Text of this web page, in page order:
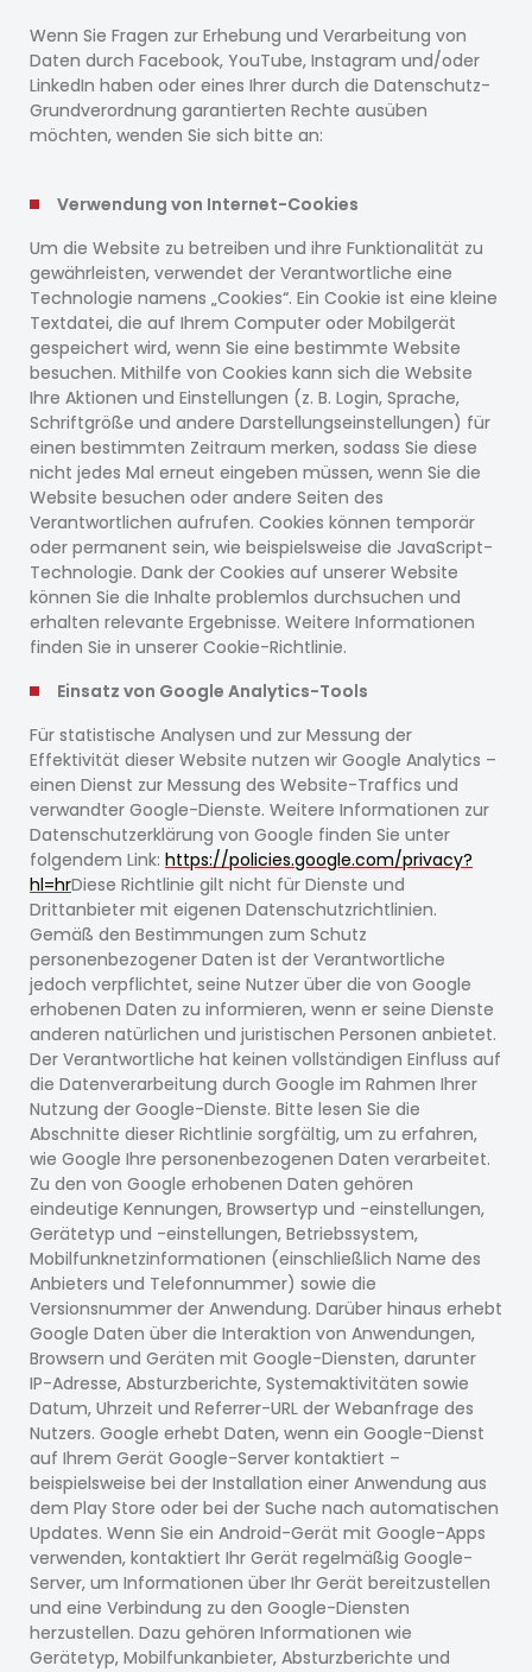
Wenn Sie Fragen zur Erhebung und Verarbeitung von
Daten durch Facebook, YouTube, Instagram und/oder
LinkedIn haben oder eines Ihrer durch die Datenschutz-
Grundverordnung garantierten Rechte ausüben
möchten, wenden Sie sich bitte an:
Verwendung von Internet-Cookies
Um die Website zu betreiben und ihre Funktionalität zu
gewährleisten, verwendet der Verantwortliche eine
Technologie namens „Cookies“. Ein Cookie ist eine kleine
Textdatei, die auf Ihrem Computer oder Mobilgerät
gespeichert wird, wenn Sie eine bestimmte Website
besuchen. Mithilfe von Cookies kann sich die Website
Ihre Aktionen und Einstellungen (z. B. Login, Sprache,
Schriftgröße und andere Darstellungseinstellungen) für
einen bestimmten Zeitraum merken, sodass Sie diese
nicht jedes Mal erneut eingeben müssen, wenn Sie die
Website besuchen oder andere Seiten des
Verantwortlichen aufrufen. Cookies können temporär
oder permanent sein, wie beispielsweise die JavaScript-
Technologie. Dank der Cookies auf unserer Website
können Sie die Inhalte problemlos durchsuchen und
erhalten relevante Ergebnisse. Weitere Informationen
finden Sie in unserer Cookie-Richtlinie.
Einsatz von Google Analytics-Tools
Für statistische Analysen und zur Messung der
Effektivität dieser Website nutzen wir Google Analytics –
einen Dienst zur Messung des Website-Traffics und
verwandter Google-Dienste. Weitere Informationen zur
Datenschutzerklärung von Google finden Sie unter
folgendem Link: https://policies.google.com/privacy?
hl=hrDiese Richtlinie gilt nicht für Dienste und
Drittanbieter mit eigenen Datenschutzrichtlinien.
Gemäß den Bestimmungen zum Schutz
personenbezogener Daten ist der Verantwortliche
jedoch verpflichtet, seine Nutzer über die von Google
erhobenen Daten zu informieren, wenn er seine Dienste
anderen natürlichen und juristischen Personen anbietet.
Der Verantwortliche hat keinen vollständigen Einfluss auf
die Datenverarbeitung durch Google im Rahmen Ihrer
Nutzung der Google-Dienste. Bitte lesen Sie die
Abschnitte dieser Richtlinie sorgfältig, um zu erfahren,
wie Google Ihre personenbezogenen Daten verarbeitet.
Zu den von Google erhobenen Daten gehören
eindeutige Kennungen, Browsertyp und -einstellungen,
Gerätetyp und -einstellungen, Betriebssystem,
Mobilfunknetzinformationen (einschließlich Name des
Anbieters und Telefonnummer) sowie die
Versionsnummer der Anwendung. Darüber hinaus erhebt
Google Daten über die Interaktion von Anwendungen,
Browsern und Geräten mit Google-Diensten, darunter
IP-Adresse, Absturzberichte, Systemaktivitäten sowie
Datum, Uhrzeit und Referrer-URL der Webanfrage des
Nutzers. Google erhebt Daten, wenn ein Google-Dienst
auf Ihrem Gerät Google-Server kontaktiert –
beispielsweise bei der Installation einer Anwendung aus
dem Play Store oder bei der Suche nach automatischen
Updates. Wenn Sie ein Android-Gerät mit Google-Apps
verwenden, kontaktiert Ihr Gerät regelmäßig Google-
Server, um Informationen über Ihr Gerät bereitzustellen
und eine Verbindung zu den Google-Diensten
herzustellen. Dazu gehören Informationen wie
Gerätetyp, Mobilfunkanbieter, Absturzberichte und